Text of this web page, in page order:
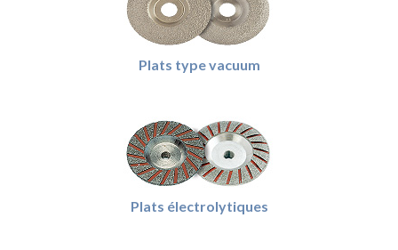
Plats type vacuum
Plats électrolytiques